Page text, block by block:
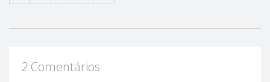
2 Comentários